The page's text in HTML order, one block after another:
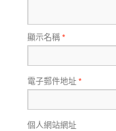
顯示名稱*
電子郵件地址*
個人網站網址